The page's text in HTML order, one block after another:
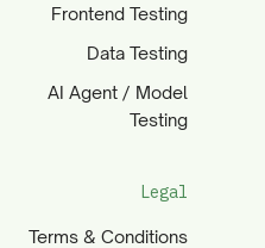
Frontend Testing
Data Testing
AI Agent / Model
Testing
Legal
Terms & Conditions